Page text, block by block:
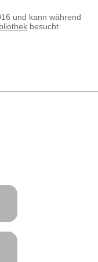
und kann während
besucht